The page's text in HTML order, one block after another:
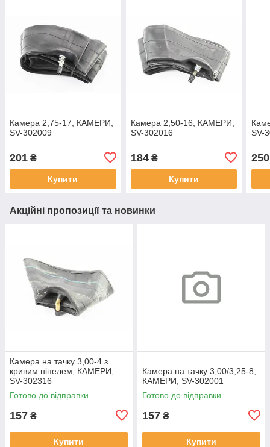
Камера 2,75-17, КАМЕРИ,
SV-302009
201 ₴
Купити
Камера 2,50-16, КАМЕРИ,
SV-302016
184₴
Купити
SV-
250
Акційні пропозиції та новинки
Камера на тачку 3,00-4 з
кривим ніпелем, КАМЕРИ,
SV-302316
Готово до відправки
157 ₴
Купити
Камера на тачку 3,00/3,25-8,
КАМЕРИ, SV-302001
Готово до відправки
157 ₴
Купити